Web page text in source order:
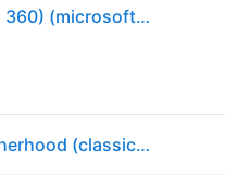
Assassin's Creed Brotherhood - Classics (xbox 360) (microsoft Xbox 360)
Xbox Games Xbox 360 Assassin´s Creed: Brotherhood (classic) Trasparente PAL